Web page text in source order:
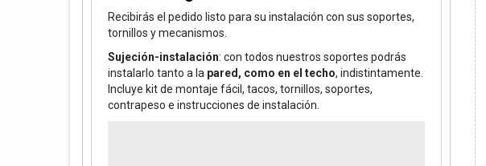
Recibirás el pedido listo para su instalación con sus soportes,
tornillos y mecanismos.
Sujeción-instalación: con todos nuestros soportes podrás
instalarlo tanto a la pared, como en el techo, indistintamente.
Incluye kit de montaje fácil, tacos, tornillos, soportes,
contrapeso e instrucciones de instalación.